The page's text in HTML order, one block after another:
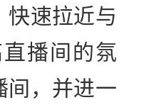
快速拉近与
播间的氛
间，并进一